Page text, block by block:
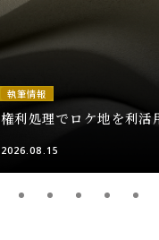
執筆情報
権利処理でロケ地を利
2026.08.15